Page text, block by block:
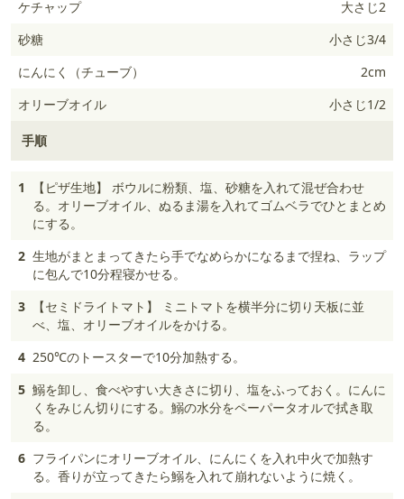
ケチャップ
大さじ2
砂糖
小さじ3/4
にんにく（チューブ）
2cm
オリーブオイル
小さじ1/2
手順
1
【ピザ生地】 ボウルに粉類、塩、砂糖を入れて混ぜ合わせ
る。オリーブオイル、ぬるま湯を入れてゴムベラでひとまとめ
にする。
2 生地がまとまってきたら手でなめらかになるまで捏ね、ラップ
に包んで10分程寝かせる。
3
【セミドライトマト】 ミニトマトを横半分に切り天板に並
べ、塩、オリーブオイルをかける。
4 250℃のトースターで10分加熱する。
5 鰯を卸し、食べやすい大きさに切り、塩をふっておく。にんに
くをみじん切りにする。鰯の水分をペーパータオルで拭き取
る。
6 フライパンにオリーブオイル、にんにくを入れ中火で加熱す
る。香りが立ってきたら鰯を入れて崩れないように焼く。